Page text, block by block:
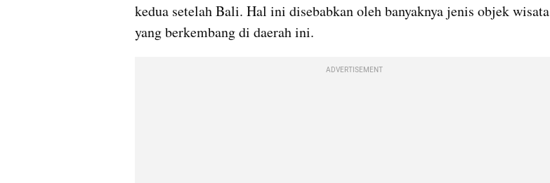
kedua setelah Bali. Hal ini disebabkan oleh banyaknya jenis objek wisata
yang berkembang di daerah ini.
ADVERTISEMENT